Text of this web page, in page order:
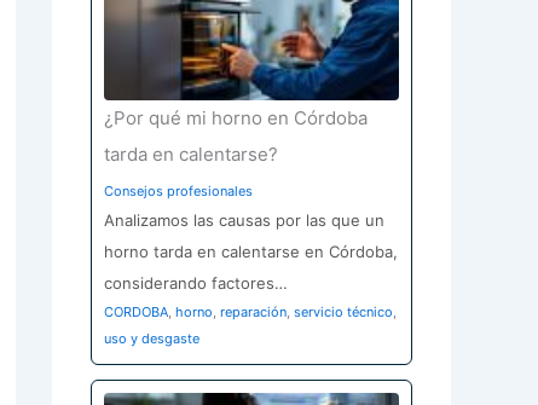
¿Por qué mi horno en Córdoba
tarda en calentarse?
Consejos profesionales
Analizamos las causas por las que un
horno tarda en calentarse en Córdoba,
considerando factores…
CORDOBA, horno, reparación, servicio técnico,
uso y desgaste